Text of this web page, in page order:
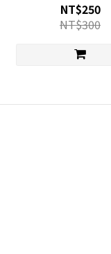
NT$250
NT$300